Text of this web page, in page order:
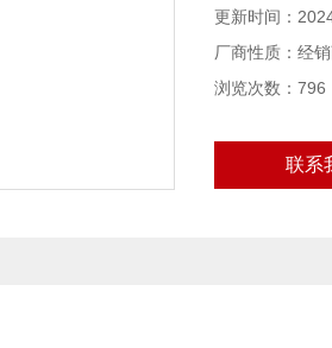
更新时间：
厂商性质：经
浏览次数：796
联系